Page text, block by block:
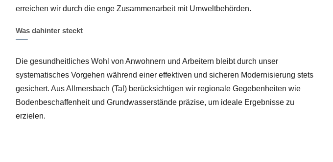
erreichen wir durch die enge Zusammenarbeit mit Umweltbehörden.
Was dahinter steckt
Die gesundheitliches Wohl von Anwohnern und Arbeitern bleibt durch unser
systematisches Vorgehen während einer effektiven und sicheren Modernisierung stets
gesichert. Aus Allmersbach (Tal) berücksichtigen wir regionale Gegebenheiten wie
Bodenbeschaffenheit und Grundwasserstände präzise, um ideale Ergebnisse zu
erzielen.